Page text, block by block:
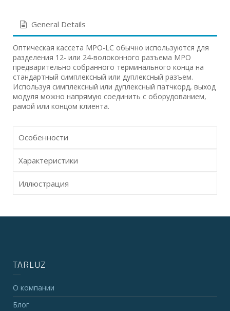
General Details
Оптическая кассета MPO-LC обычно используются для
разделения 12- или 24-волоконного разъема MPO
предварительно собранного терминального конца на
стандартный симплексный или дуплексный разъем.
Используя симплексный или дуплексный патчкорд, выход
модуля можно напрямую соединить с оборудованием,
рамой или концом клиента.
Особенности
Характеристики
Иллюстрация
TARLUZ
О компании
Блог